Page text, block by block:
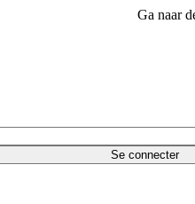
Ga naar
Se connecter